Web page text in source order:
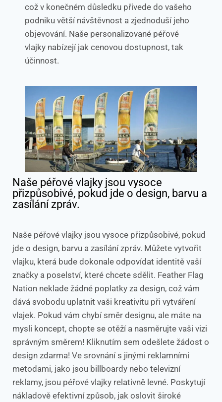
což v konečném důsledku přivede do vašeho
podniku větší návštěvnost a zjednoduší jeho
objevování. Naše personalizované péřové
vlajky nabízejí jak cenovou dostupnost, tak
účinnost.
Naše péřové vlajky jsou vysoce
přizpůsobivé, pokud jde o design, barvu a
zasílání zpráv.
Naše péřové vlajky jsou vysoce přizpůsobivé, pokud
jde o design, barvu a zasílání zpráv. Můžete vytvořit
vlajku, která bude dokonale odpovídat identitě vaší
značky a poselství, které chcete sdělit. Feather Flag
Nation neklade žádné poplatky za design, což vám
dává svobodu uplatnit vaši kreativitu při vytváření
vlajek. Pokud vám chybí směr designu, ale máte na
mysli koncept, chopte se otěží a nasměrujte vaši vizi
správným směrem! Kliknutím sem odešlete žádost o
design zdarma! Ve srovnání s jinými reklamními
metodami, jako jsou billboardy nebo televizní
reklamy, jsou péřové vlajky relativně levné. Poskytují
nákladově efektivní způsob, jak oslovit široké